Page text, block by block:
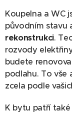
Koupelna a WC
původním stavu
rekonstrukci.
rozvody
budete
podlahu. To vše
zcela podle
K bytu patří